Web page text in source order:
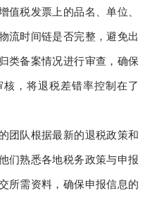
值税发票上的品名、单位、
流时间链是否完整，避免出
类备案情况进行审查，确保
，将退税差错率控制在了
团队根据最新的退税政策和
们熟悉各地税务政策与申报
所需资料，确保申报信息的